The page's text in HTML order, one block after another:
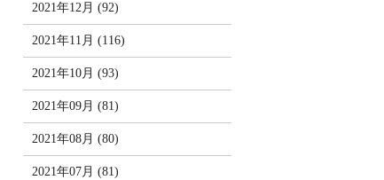
2021年12月 (92)
2021年11月 (116)
2021年10月 (93)
2021年09月 (81)
2021年08月 (80)
2021年07月 (81)